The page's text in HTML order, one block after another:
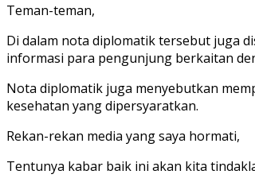
Teman-teman,
Di dalam nota diplomatik tersebut juga
informasi para pengunjung berkaitan
Nota diplomatik juga menyebutkan
kesehatan yang dipersyaratkan.
Rekan-rekan media yang saya hormati,
Tentunya kabar baik ini akan kita